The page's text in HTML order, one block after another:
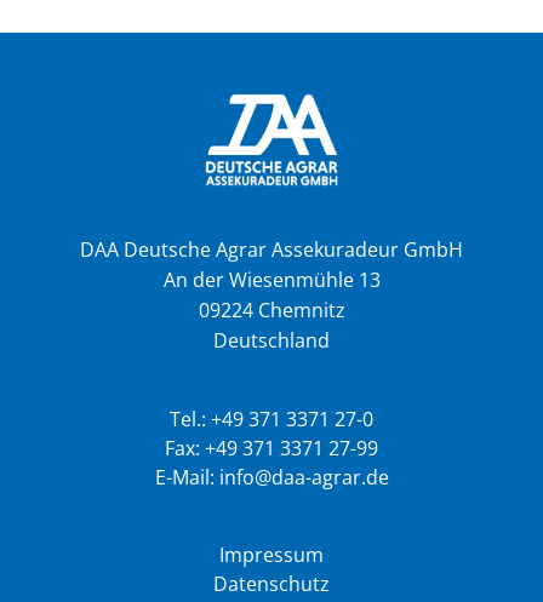
DAA Deutsche Agrar Assekuradeur GmbH
An der Wiesenmühle 13
09224 Chemnitz
Deutschland
Tel.: +49 371 3371 27-0
Fax: +49 371 3371 27-99
E-Mail: info@daa-agrar.de
Impressum
Datenschutz